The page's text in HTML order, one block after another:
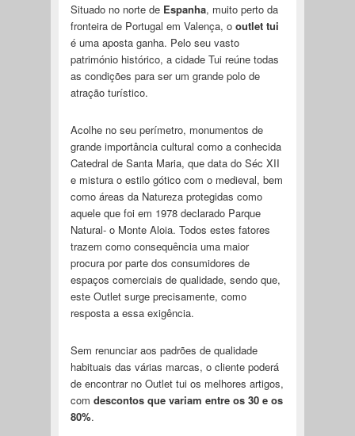
Situado no norte de Espanha, muito perto da
fronteira de Portugal em Valença, o outlet tui
é uma aposta ganha. Pelo seu vasto
património histórico, a cidade Tui reúne todas
as condições para ser um grande polo de
atração turístico.
Acolhe no seu perímetro, monumentos de
grande importância cultural como a conhecida
Catedral de Santa Maria, que data do Séc XII
e mistura o estilo gótico com o medieval, bem
como áreas da Natureza protegidas como
aquele que foi em 1978 declarado Parque
Natural- o Monte Aloia. Todos estes fatores
trazem como consequência uma maior
procura por parte dos consumidores de
espaços comerciais de qualidade, sendo que,
este Outlet surge precisamente, como
resposta a essa exigência.
Sem renunciar aos padrões de qualidade
habituais das várias marcas, o cliente poderá
de encontrar no Outlet tui os melhores artigos,
com descontos que variam entre os 30 e os
80%.